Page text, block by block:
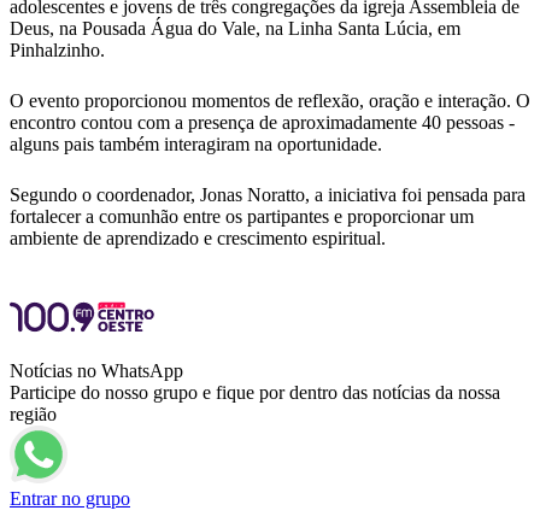
adolescentes e jovens de três congregações da igreja Assembleia de
Deus, na Pousada Água do Vale, na Linha Santa Lúcia, em
Pinhalzinho.
O evento proporcionou momentos de reflexão, oração e interação. O
encontro contou com a presença de aproximadamente 40 pessoas -
alguns pais também interagiram na oportunidade.
Segundo o coordenador, Jonas Noratto, a iniciativa foi pensada para
fortalecer a comunhão entre os partipantes e proporcionar um
ambiente de aprendizado e crescimento espiritual.
Notícias no WhatsApp
Participe do nosso grupo e fique por dentro das notícias da nossa
região
Entrar no grupo